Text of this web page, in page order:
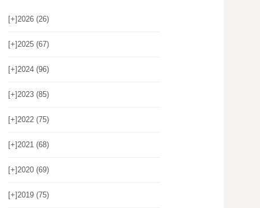
[+]2026 (26)
[+]2025 (67)
[+]2024 (96)
[+]2023 (85)
[+]2022 (75)
[+]2021 (68)
[+]2020 (69)
[+]2019 (75)